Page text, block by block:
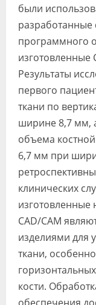
были
разработанные
программного
изготовленные
Результаты
первого
ткани по
ширине 8,7 мм,
объема
6,7 мм при
клинических
изготовленные
CAD/CAM
изделиями для
ткани,
кости.